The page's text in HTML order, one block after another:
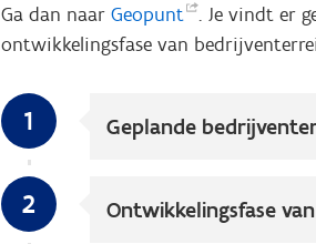
Ga dan naar Geopunt . Je vindt er
ontwikkelingsfase van
1 Geplande
2 Ontwikkelingsfase